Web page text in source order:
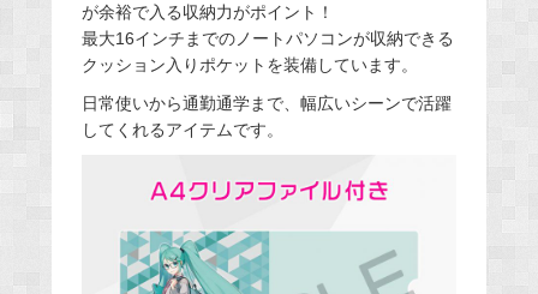
が余裕で入る収納力がポイント！
最大16インチまでのノートパソコンが収納できる
クッション入りポケットを装備しています。
日常使いから通勤通学まで、幅広いシーンで活躍
してくれるアイテムです。